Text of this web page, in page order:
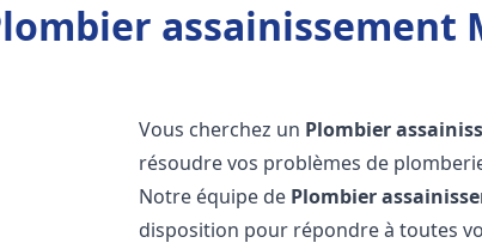
assainissement
Vous cherchez un Plombier
résoudre vos problèmes de
Notre équipe de Plombier
disposition pour répondre à toutes